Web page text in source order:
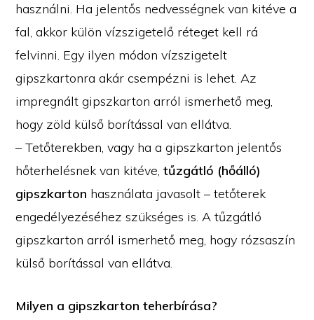
használni. Ha jelentős nedvességnek van kitéve a
fal, akkor külön vízszigetelő réteget kell rá
felvinni. Egy ilyen módon vízszigetelt
gipszkartonra akár csempézni is lehet. Az
impregnált gipszkarton arról ismerhető meg,
hogy zöld külső borítással van ellátva.
– Tetőterekben, vagy ha a gipszkarton jelentős
hőterhelésnek van kitéve,tűzgátló (hőálló)
gipszkarton használata javasolt – tetőterek
engedélyezéséhez szükséges is. A tűzgátló
gipszkarton arról ismerhető meg, hogy rózsaszín
külső borítással van ellátva.
Milyen a gipszkarton teherbírása?